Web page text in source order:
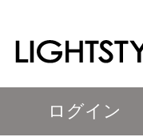
ログイン